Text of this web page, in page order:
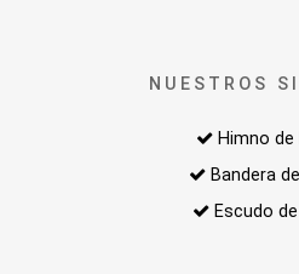
NUESTROS
Himno
Bandera
Escudo